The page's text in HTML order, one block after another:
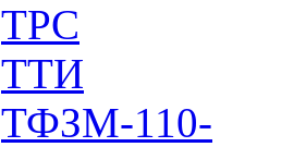
ТРС
ТТИ
ТФЗМ-110-